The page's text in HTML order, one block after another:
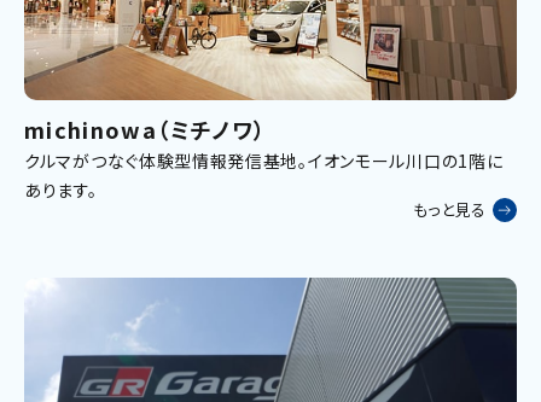
michinowa（ミチノワ）
クルマがつなぐ体験型情報発信基地。イオンモール川口の1階に
あります。
もっと見る